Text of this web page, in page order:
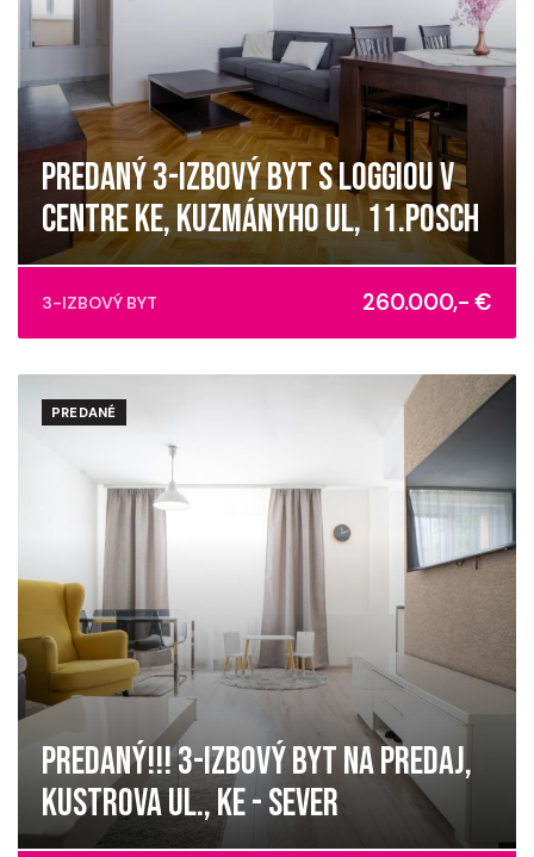
PREDANÝ 3-IZBOVÝ BYT S LOGGIOU V
CENTRE KE, KUZMÁNYHO UL, 11.POSCH
Kuzmányho, Košice - mestská časť Staré Mesto
3-IZBOVÝ BYT 260.000,- €
PREDANÉ
PREDANÝ!!! 3-IZBOVÝ BYT NA PREDAJ,
KUSTROVA UL., KE - SEVER